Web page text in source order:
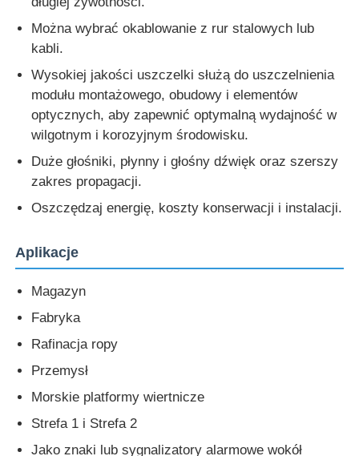
Można wybrać okablowanie z rur stalowych lub
kabli.
Wysokiej jakości uszczelki służą do uszczelnienia
modułu montażowego, obudowy i elementów
optycznych, aby zapewnić optymalną wydajność w
wilgotnym i korozyjnym środowisku.
Duże głośniki, płynny i głośny dźwięk oraz szerszy
zakres propagacji.
Oszczędzaj energię, koszty konserwacji i instalacji.
Aplikacje
Magazyn
Fabryka
Rafinacja ropy
Przemysł
Morskie platformy wiertnicze
Strefa 1 i Strefa 2
Jako znaki lub sygnalizatory alarmowe wokół